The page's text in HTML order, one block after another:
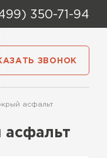
350-71-94
ЗВОНОК
асфальт
асфальт